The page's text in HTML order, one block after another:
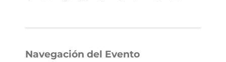
Navegación del Evento